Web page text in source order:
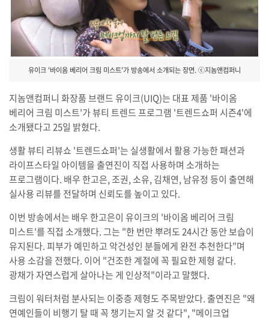
유이크 '바이옴 베리어 크림 미스트'가 방송에서 소개되는 장면. ⓒ지놈앤컴퍼니
지놈앤컴퍼니 화장품 브랜드 유이크(UIQ)는 대표 제품 '바이옴
베리어 크림 미스트'가 뷰티 트렌드 프로그램 '트렌드쇼퍼 시즌4'에
소개됐다고 25일 밝혔다.
생활 뷰티 리뷰쇼 '트렌드쇼퍼'는 실생활에서 활용 가능한 패션과
라이프스타일 아이템을 출연진이 직접 사용하며 소개하는
프로그램이다. 배우 한고은, 조권, 소유, 김채연, 남유정 등이 출연해
실사용 리뷰를 전달하며 신뢰도를 높이고 있다.
이번 방송에서는 배우 한고은이 유이크의 '바이옴 베리어 크림
미스트'를 직접 소개했다. 그는 "한 번만 뿌려도 24시간 동안 보습이
유지된다. 피부가 예민하고 악건성인 분들에게 완전 추천한다"며
사용 소감을 전했다. 이어 "건조한 계절에 꼭 필요한 제형 같다.
광채가 자연스럽게 살아나는 게 인상적"이라고 말했다.
크림이 워터처럼 분사되는 이중층 제형도 주목받았다. 출연진은 "왜
연예인들이 비행기 탈 때 꼭 챙기는지 알 것 같다", "메이크업